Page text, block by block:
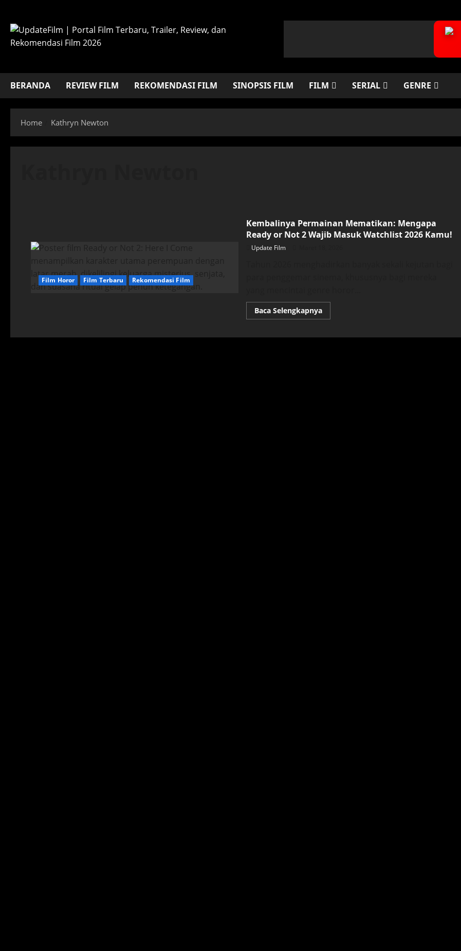
content
BERANDA REVIEW FILM REKOMENDASI FILM SINOPSIS FILM FILM SERIAL GENRE
Home Kathryn Newton
Film Horor Film Terbaru Rekomendasi Film
Kembalinya Permainan Mematikan: Mengapa
Ready or Not 2 Wajib Masuk Watchlist 2026 Kamu!
Update Film
Baca SelengkapnyaRead
more
Permainan